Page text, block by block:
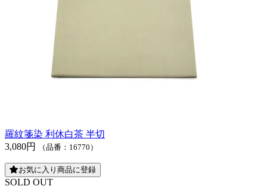
羅紋箋染 利休白茶 半切
3,080円
（品番：16770）
お気に入り商品に登録
SOLD OUT